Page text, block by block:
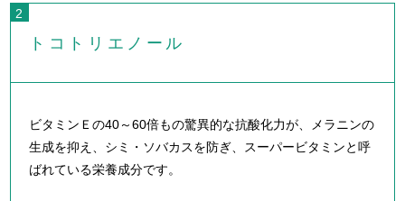
トコトリエノール
ビタミンＥの40～60倍もの驚異的な抗酸化力が、メラニンの
生成を抑え、シミ・ソバカスを防ぎ、スーパービタミンと呼
ばれている栄養成分です。